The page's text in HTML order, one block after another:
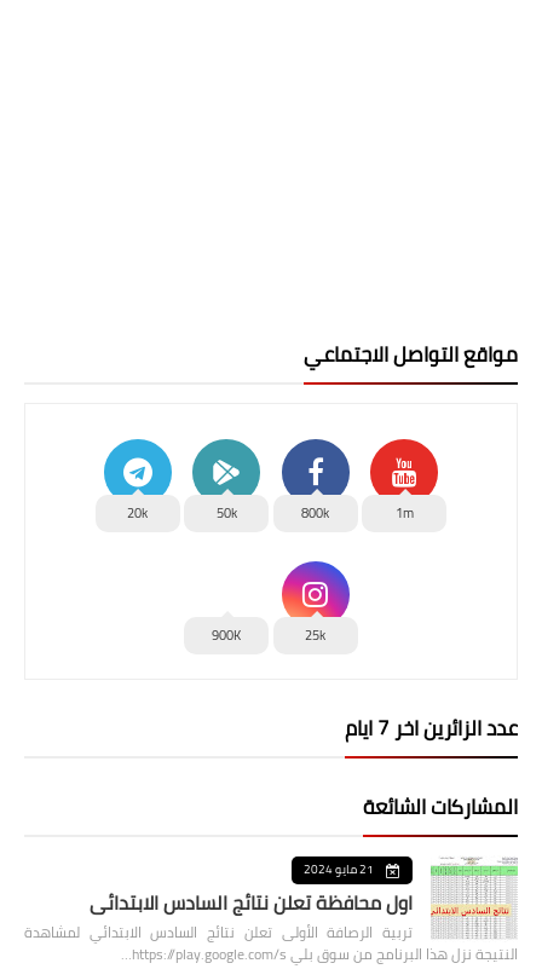
مواقع التواصل الاجتماعي
1m
800k
50k
20k
25k
900K
عدد الزائرين اخر 7 ايام
المشاركات الشائعة
21 مايو 2024
اول محافظة تعلن نتائج السادس الابتدائي
تربية الرصافة الأولى تعلن نتائج السادس الابتدائي لمشاهدة
النتيجة نزل هذا البرنامج من سوق بلي https://play.google.com/s…